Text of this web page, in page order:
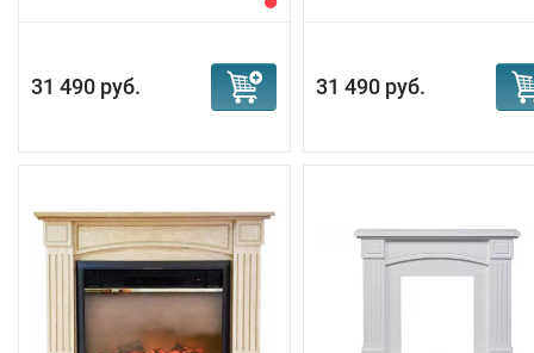
31 490 руб. 31 490 руб.